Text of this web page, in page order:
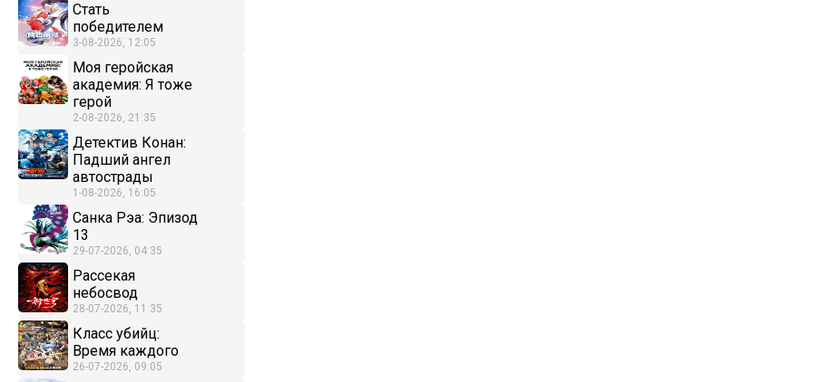
Стать
победителем
3-08-2026, 12:05
Моя геройская
академия: Я тоже
герой
2-08-2026, 21:35
Детектив Конан:
Падший ангел
автострады
1-08-2026, 16:05
Санка Рэа: Эпизод
13
29-07-2026, 04:35
Рассекая
небосвод
28-07-2026, 11:35
Класс убийц:
Время каждого
26-07-2026, 09:05